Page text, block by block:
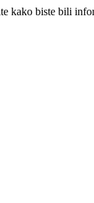
kako biste bili